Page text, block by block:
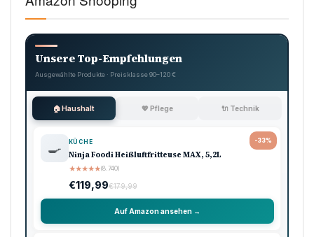
Unsere Top-Empfehlungen
Ausgewählte Produkte · Preisklasse 90–120 €
🏠 Haushalt 💖 Pflege 🔌 Technik
-33%
🍳 KÜCHE
Ninja Foodi Heißluftfritteuse MAX, 5,2L
★★★★★(8.740)
€119,99€179,99
Auf Amazon ansehen →